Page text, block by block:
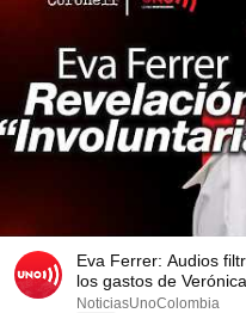
Eva Ferrer: Audios
los gastos de
NoticiasUnoColombia